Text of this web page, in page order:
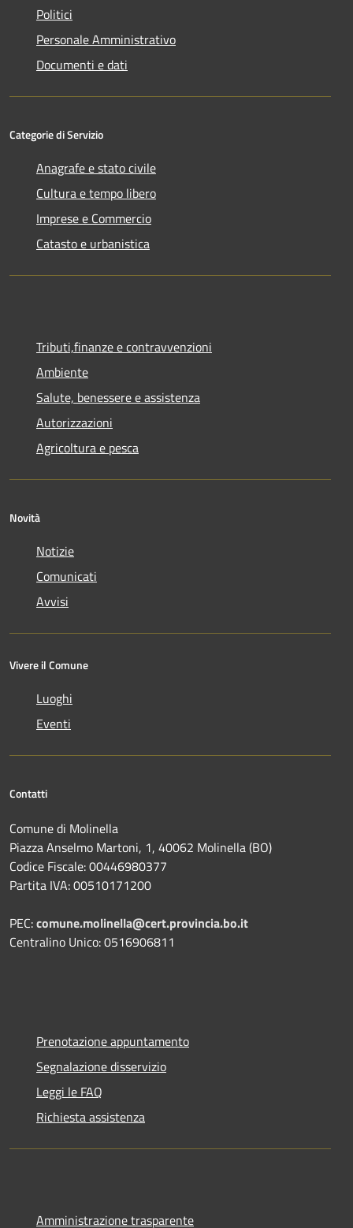
Politici
Personale Amministrativo
Documenti e dati
Categorie di Servizio
Anagrafe e stato civile
Cultura e tempo libero
Imprese e Commercio
Catasto e urbanistica
Tributi,finanze e contravvenzioni
Ambiente
Salute, benessere e assistenza
Autorizzazioni
Agricoltura e pesca
Novità
Notizie
Comunicati
Avvisi
Vivere il Comune
Luoghi
Eventi
Contatti
Comune di Molinella
Piazza Anselmo Martoni, 1, 40062 Molinella (BO)
Codice Fiscale: 00446980377
Partita IVA: 00510171200
PEC:comune.molinella@cert.provincia.bo.it
Centralino Unico: 0516906811
Prenotazione appuntamento
Segnalazione disservizio
Leggi le FAQ
Richiesta assistenza
Amministrazione trasparente